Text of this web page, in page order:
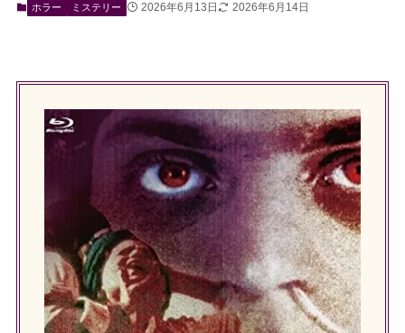
ホラー ミステリー 2026年6月13日 2026年6月14日